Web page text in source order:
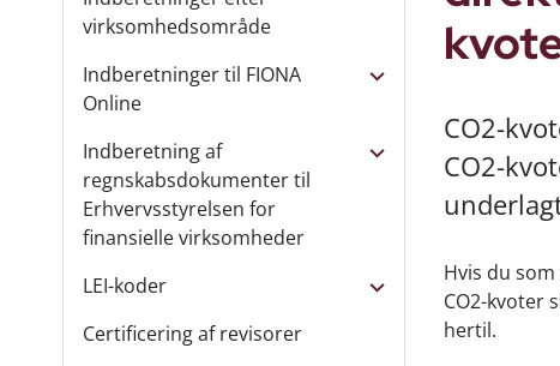
virksomhedsområde
Indberetninger til FIONA
Online
Indberetning af
regnskabsdokumenter til
Erhvervsstyrelsen for
finansielle virksomheder
LEI-koder
Certificering af revisorer
CO2-
CO2-
Hvis du
CO2-kvoter
hertil.